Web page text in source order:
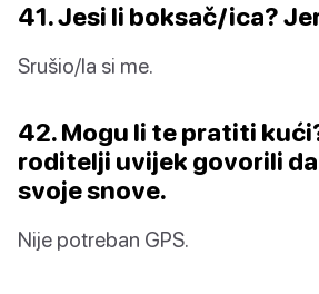
41. Jesi li boksač/ica?
Srušio/la si me.
42. Mogu li te pratiti
roditelji uvijek govorili
svoje snove.
Nije potreban GPS.